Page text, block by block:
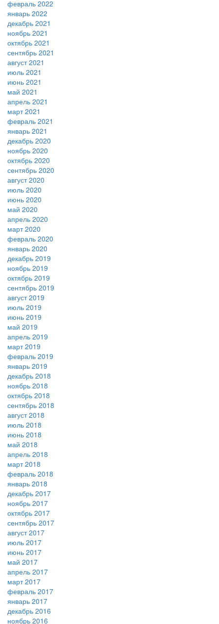
февраль 2022
январь 2022
декабрь 2021
ноябрь 2021
октябрь 2021
сентябрь 2021
август 2021
июль 2021
июнь 2021
май 2021
апрель 2021
март 2021
февраль 2021
январь 2021
декабрь 2020
ноябрь 2020
октябрь 2020
сентябрь 2020
август 2020
июль 2020
июнь 2020
май 2020
апрель 2020
март 2020
февраль 2020
январь 2020
декабрь 2019
ноябрь 2019
октябрь 2019
сентябрь 2019
август 2019
июль 2019
июнь 2019
май 2019
апрель 2019
март 2019
февраль 2019
январь 2019
декабрь 2018
ноябрь 2018
октябрь 2018
сентябрь 2018
август 2018
июль 2018
июнь 2018
май 2018
апрель 2018
март 2018
февраль 2018
январь 2018
декабрь 2017
ноябрь 2017
октябрь 2017
сентябрь 2017
август 2017
июль 2017
июнь 2017
май 2017
апрель 2017
март 2017
февраль 2017
январь 2017
декабрь 2016
ноябрь 2016